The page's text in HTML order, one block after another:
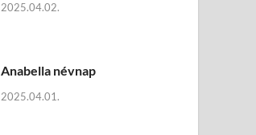
2025.04.02.
Anabella névnap
2025.04.01.